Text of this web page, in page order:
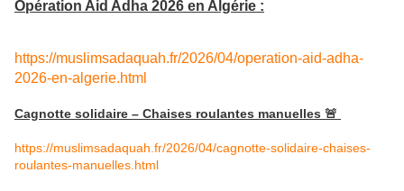
Opération Aid Adha 2026 en Algérie :
https://muslimsadaquah.fr/2026/04/operation-aid-adha-
2026-en-algerie.html
Cagnotte solidaire – Chaises roulantes manuelles 🚨
https://muslimsadaquah.fr/2026/04/cagnotte-solidaire-chaises-
roulantes-manuelles.html